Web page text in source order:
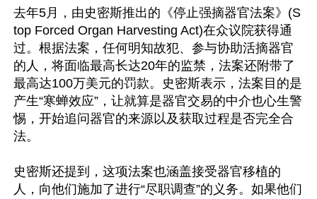
去年5月，由史密斯推出的《停止强摘器官法案》(S
top Forced Organ Harvesting Act)在众议院获得通
过。根据法案，任何明知故犯、参与协助活摘器官
的人，将面临最高长达20年的监禁，法案还附带了
最高达100万美元的罚款。史密斯表示，法案目的是
产生“寒蝉效应”，让就算是器官交易的中介也心生警
惕，开始追问器官的来源以及获取过程是否完全合
法。
史密斯还提到，这项法案也涵盖接受器官移植的
人，向他们施加了进行“尽职调查”的义务。如果他们